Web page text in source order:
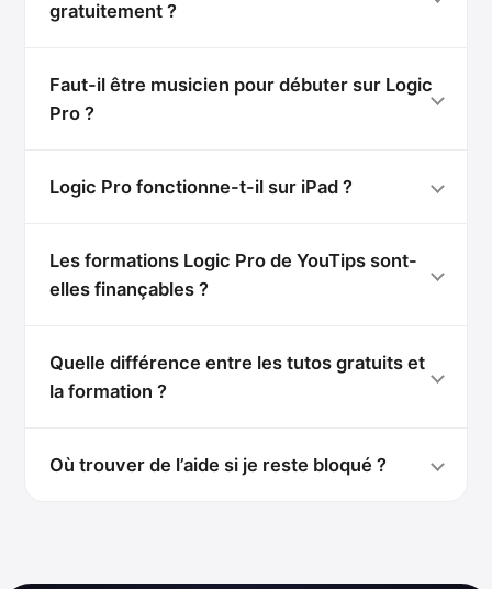
gratuitement ?
Faut-il être musicien pour débuter sur Logic
Pro ?
Logic Pro fonctionne-t-il sur iPad ?
Les formations Logic Pro de YouTips sont-
elles finançables ?
Quelle différence entre les tutos gratuits et
la formation ?
Où trouver de l’aide si je reste bloqué ?